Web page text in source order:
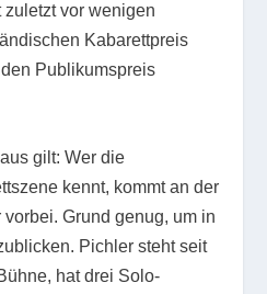
vor wenigen
Kabarettpreis
Publikumspreis
gilt: Wer die
kennt, kommt an der
Grund genug, um in
Pichler steht seit
hat drei Solo-